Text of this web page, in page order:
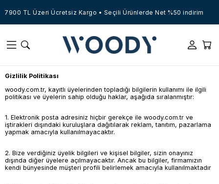
7900 TL Üzeri Ücretsiz Kargo • Seçili Ürünlerde Net %50 indirim
Gizlilik Politikası
woody.com.tr, kayıtlı üyelerinden topladığı bilgilerin kullanımı ile ilgili
politikası ve üyelerin sahip olduğu haklar, aşağıda sıralanmıştır:
1. Elektronik posta adresiniz hiçbir gerekçe ile woody.com.tr ve
iştirakleri dışındaki kuruluşlara dağıtılarak reklam, tanıtım, pazarlama
yapmak amacıyla kullanılmayacaktır.
2. Bize verdiğiniz üyelik bilgileri ve kişisel bilgiler, sizin onayınız
dışında diğer üyelere açılmayacaktır. Ancak bu bilgiler, firmamızın
kendi bünyesinde müşteri profili belirlemek amacıyla kullanılmaktadır